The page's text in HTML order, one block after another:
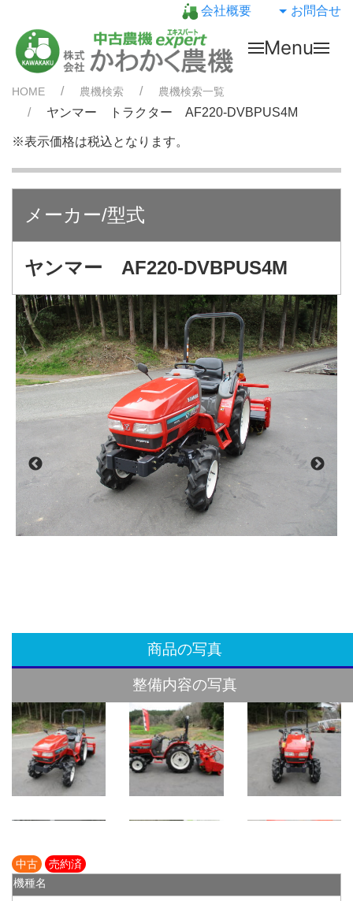
会社概要 お問合せ
Menu
HOME 農機検索 農機検索一覧
ヤンマー トラクター AF220-DVBPUS4M
※表示価格は税込となります。
メーカー/型式
ヤンマー AF220-DVBPUS4M
商品の写真
整備内容の写真
中古
売約済
機種名